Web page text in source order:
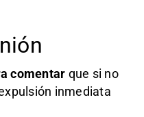
comentar que si no
inmediata